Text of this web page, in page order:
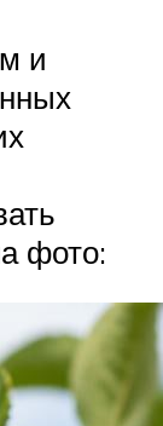
и
фото: